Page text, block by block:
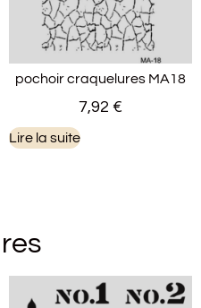
pochoir craquelures MA18
7,92 €
Lire la suite